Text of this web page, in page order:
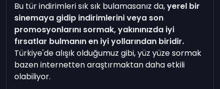
Bu tür indirimleri sık sık bulamasanız da,yerel bir
sinemaya gidip indirimlerini veya son
promosyonlarını sormak, yakınınızda iyi
fırsatlar bulmanın en iyi yollarından biridir.
Türkiye'de alışık olduğumuz gibi, yüz yüze sormak
bazen internetten araştırmaktan daha etkili
olabiliyor.